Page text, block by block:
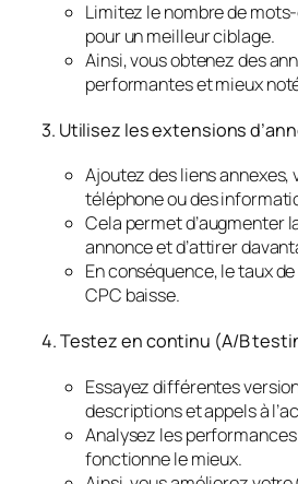
Limitez le nombre de
pour un meilleur ciblage.
Ainsi, vous obtenez des
performantes et mieux
3. Utilisez les extensions
Ajoutez des liens annexes,
téléphone ou des
Cela permet d’augmenter
annonce et d’attirer
En conséquence, le taux
CPC baisse.
4. Testez en continu (A/B
Essayez différentes
descriptions et appels à
Analysez les
fonctionne le mieux.